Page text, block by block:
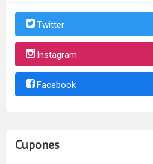
Twitter
Instagram
Facebook
Cupones